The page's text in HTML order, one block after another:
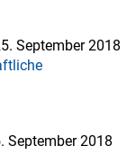
September 2018
September 2018